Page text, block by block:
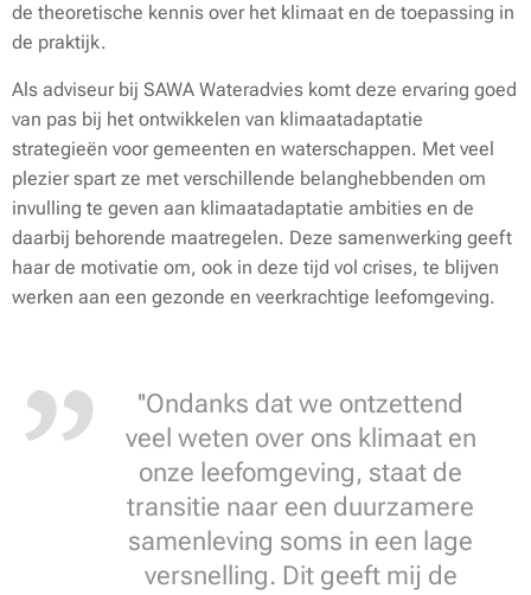
de theoretische kennis over het klimaat en de toepassing in
de praktijk.
Als adviseur bij SAWA Wateradvies komt deze ervaring goed
van pas bij het ontwikkelen van klimaatadaptatie
strategieën voor gemeenten en waterschappen. Met veel
plezier spart ze met verschillende belanghebbenden om
invulling te geven aan klimaatadaptatie ambities en de
daarbij behorende maatregelen. Deze samenwerking geeft
haar de motivatie om, ook in deze tijd vol crises, te blijven
werken aan een gezonde en veerkrachtige leefomgeving.
''Ondanks dat we ontzettend
veel weten over ons klimaat en
onze leefomgeving, staat de
transitie naar een duurzamere
samenleving soms in een lage
versnelling. Dit geeft mij de